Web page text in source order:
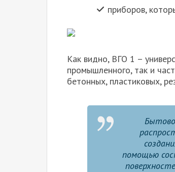
приборов,
Как видно, ВГО 1 –
промышленного, так и
бетонных, пластиковых,
помощью